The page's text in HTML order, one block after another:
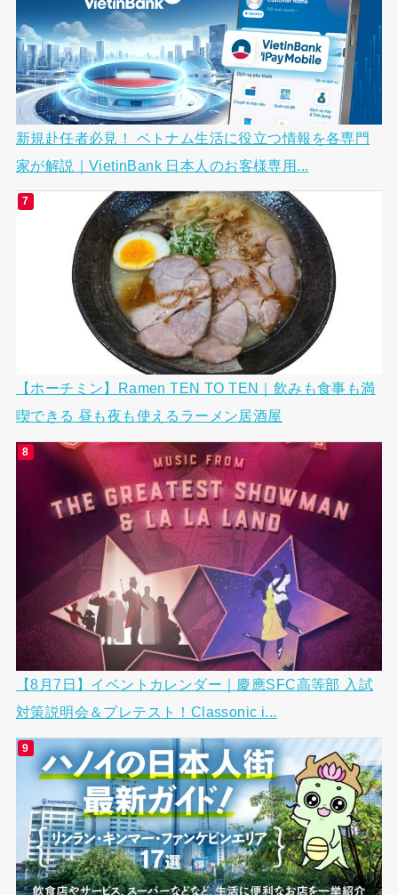
新規赴任者必見！ ベトナム生活に役立つ情報を各専門
家が解説｜VietinBank 日本人のお客様専用...
【ホーチミン】Ramen TEN TO TEN｜飲みも食事も満
喫できる 昼も夜も使えるラーメン居酒屋
【8月7日】イベントカレンダー｜慶應SFC高等部 入試
対策説明会＆プレテスト！Classonic i...